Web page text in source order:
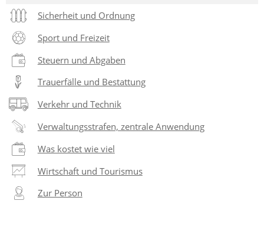
Sicherheit und Ordnung
Sport und Freizeit
Steuern und Abgaben
Trauerfälle und Bestattung
Verkehr und Technik
Verwaltungsstrafen, zentrale Anwendung
Was kostet wie viel
Wirtschaft und Tourismus
Zur Person